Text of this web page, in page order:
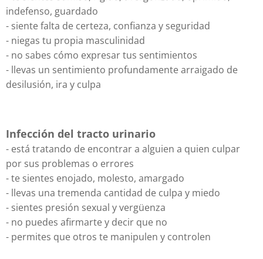
indefenso, guardado
- siente falta de certeza, confianza y seguridad
- niegas tu propia masculinidad
- no sabes cómo expresar tus sentimientos
- llevas un sentimiento profundamente arraigado de
desilusión, ira y culpa
Infección del tracto urinario
- está tratando de encontrar a alguien a quien culpar
por sus problemas o errores
- te sientes enojado, molesto, amargado
- llevas una tremenda cantidad de culpa y miedo
- sientes presión sexual y vergüenza
- no puedes afirmarte y decir que no
- permites que otros te manipulen y controlen